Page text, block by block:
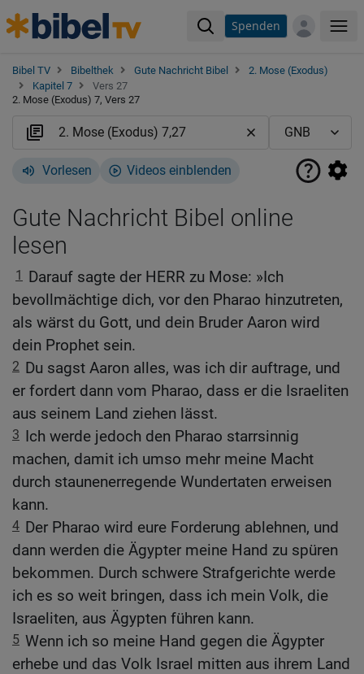
Spenden
Bibel TV Bibelthek Gute Nachricht Bibel
2. Mose (Exodus)
Kapitel 7
Vers 27
2. Mose (Exodus) 7, Vers 27
Vorlesen Videos einblenden
Gute Nachricht Bibel online
lesen
1 Darauf sagte der HERR zu Mose: »Ich
bevollmächtige dich, vor den Pharao hinzutreten,
als wärst du Gott, und dein Bruder Aaron wird
dein Prophet sein.
2 Du sagst Aaron alles, was ich dir auftrage, und
er fordert dann vom Pharao, dass er die Israeliten
aus seinem Land ziehen lässt.
3 Ich werde jedoch den Pharao starrsinnig
machen, damit ich umso mehr meine Macht
durch staunenerregende Wundertaten erweisen
kann.
4 Der Pharao wird eure Forderung ablehnen, und
dann werden die Ägypter meine Hand zu spüren
bekommen. Durch schwere Strafgerichte werde
ich es so weit bringen, dass ich mein Volk, die
Israeliten, aus Ägypten führen kann.
5 Wenn ich so meine Hand gegen die Ägypter
erhebe und das Volk Israel mitten aus ihrem Land